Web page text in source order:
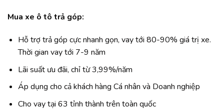
Mua xe ô tô trả góp:
Hỗ trợ trả góp cực nhanh gọn, vay tới 80-90% giá trị xe.
Thời gian vay tới 7-9 năm
Lãi suất ưu đãi, chỉ từ 3,99%/năm
Áp dụng cho cả khách hàng Cá nhân và Doanh nghiệp
Cho vay tại 63 tỉnh thành trên toàn quốc